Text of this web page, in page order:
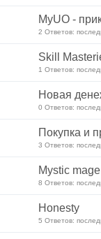
MyUO -
2 Ответов:
Skill
1 Ответов:
Новая
0 Ответов:
Покупка и
3 Ответов:
Mystic mage
8 Ответов:
Honesty
5 Ответов: